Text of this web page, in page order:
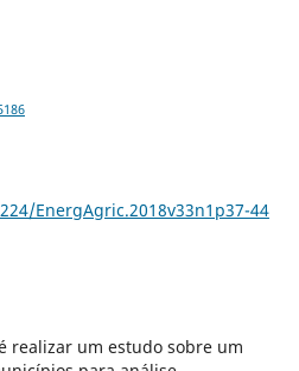
EnergAgric.2018v33n1p37-44
realizar um estudo sobre um